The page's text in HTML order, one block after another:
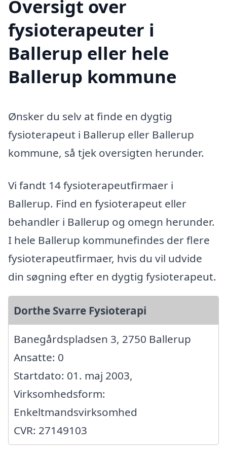
Oversigt over
fysioterapeuter i
Ballerup eller hele
Ballerup kommune
Ønsker du selv at finde en dygtig
fysioterapeut i Ballerup eller Ballerup
kommune, så tjek oversigten herunder.
Vi fandt 14 fysioterapeutfirmaer i
Ballerup. Find en fysioterapeut eller
behandler i Ballerup og omegn herunder.
I hele Ballerup kommunefindes der flere
fysioterapeutfirmaer, hvis du vil udvide
din søgning efter en dygtig fysioterapeut.
Dorthe Svarre Fysioterapi
Banegårdspladsen 3, 2750 Ballerup
Ansatte: 0
Startdato: 01. maj 2003,
Virksomhedsform:
Enkeltmandsvirksomhed
CVR: 27149103